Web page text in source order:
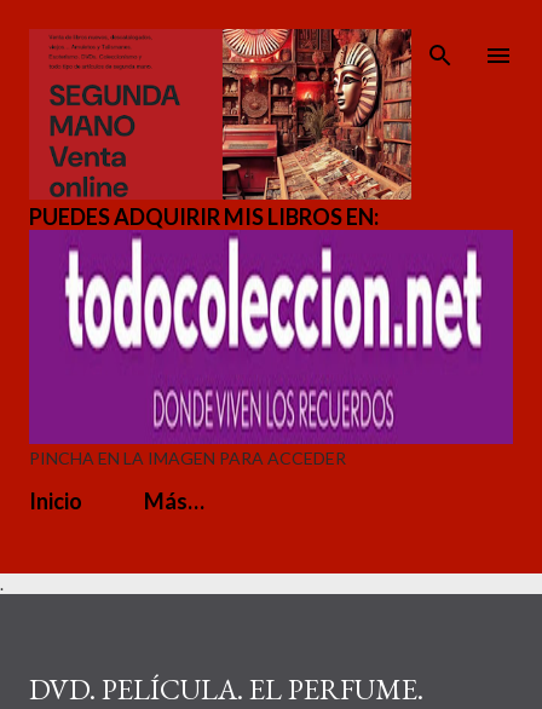
Ir al contenido principal
PUEDES ADQUIRIR MIS LIBROS EN:
PINCHA EN LA IMAGEN PARA ACCEDER
Inicio Más…
.
DVD. PELÍCULA. EL PERFUME.